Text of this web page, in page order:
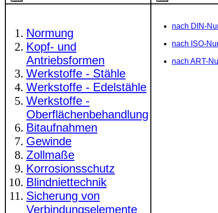
Normung
Kopf- und
Antriebsformen
Werkstoffe - Stähle
Werkstoffe - Edelstähle
Werkstoffe -
Oberflächenbehandlung
Bitaufnahmen
Gewinde
Zollmaße
Korrosionsschutz
Blindniettechnik
Sicherung von
Verbindungselemente
nach DIN-
nach ISO-
nach ART-